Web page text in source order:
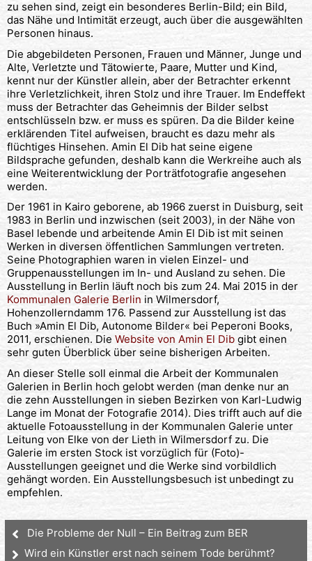
zu sehen sind, zeigt ein besonderes Berlin-Bild; ein Bild,
das Nähe und Intimität erzeugt, auch über die ausgewählten
Personen hinaus.
Die abgebildeten Personen, Frauen und Männer, Junge und
Alte, Verletzte und Tätowierte, Paare, Mutter und Kind,
kennt nur der Künstler allein, aber der Betrachter erkennt
ihre Verletzlichkeit, ihren Stolz und ihre Trauer. Im Endeffekt
muss der Betrachter das Geheimnis der Bilder selbst
entschlüsseln bzw. er muss es spüren. Da die Bilder keine
erklärenden Titel aufweisen, braucht es dazu mehr als
flüchtiges Hinsehen. Amin El Dib hat seine eigene
Bildsprache gefunden, deshalb kann die Werkreihe auch als
eine Weiterentwicklung der Porträtfotografie angesehen
werden.
Der 1961 in Kairo geborene, ab 1966 zuerst in Duisburg, seit
1983 in Berlin und inzwischen (seit 2003), in der Nähe von
Basel lebende und arbeitende Amin El Dib ist mit seinen
Werken in diversen öffentlichen Sammlungen vertreten.
Seine Photographien waren in vielen Einzel- und
Gruppenausstellungen im In- und Ausland zu sehen. Die
Ausstellung in Berlin läuft noch bis zum 24. Mai 2015 in der
Kommunalen Galerie Berlin in Wilmersdorf,
Hohenzollerndamm 176. Passend zur Ausstellung ist das
Buch »Amin El Dib, Autonome Bilder« bei Peperoni Books,
2011, erschienen. Die Website von Amin El Dib gibt einen
sehr guten Überblick über seine bisherigen Arbeiten.
An dieser Stelle soll einmal die Arbeit der Kommunalen
Galerien in Berlin hoch gelobt werden (man denke nur an
die zehn Ausstellungen in sieben Bezirken von Karl-Ludwig
Lange im Monat der Fotografie 2014). Dies trifft auch auf die
aktuelle Fotoausstellung in der Kommunalen Galerie unter
Leitung von Elke von der Lieth in Wilmersdorf zu. Die
Galerie im ersten Stock ist vorzüglich für (Foto)-
Ausstellungen geeignet und die Werke sind vorbildlich
gehängt worden. Ein Ausstellungsbesuch ist unbedingt zu
empfehlen.
Die Probleme der Null – Ein Beitrag zum BER
Wird ein Künstler erst nach seinem Tode berühmt?